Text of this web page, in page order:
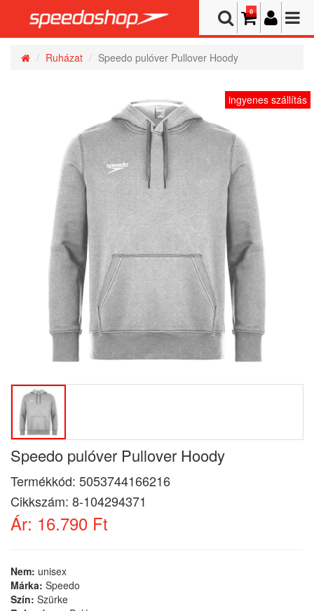
0
Ruházat Speedo pulóver Pullover Hoody
ingyenes szállítás
Speedo pulóver Pullover Hoody
Termékkód: 5053744166216
Cikkszám: 8-104294371
Ár: 16.790 Ft
Nem: unisex
Márka: Speedo
Szín: Szürke